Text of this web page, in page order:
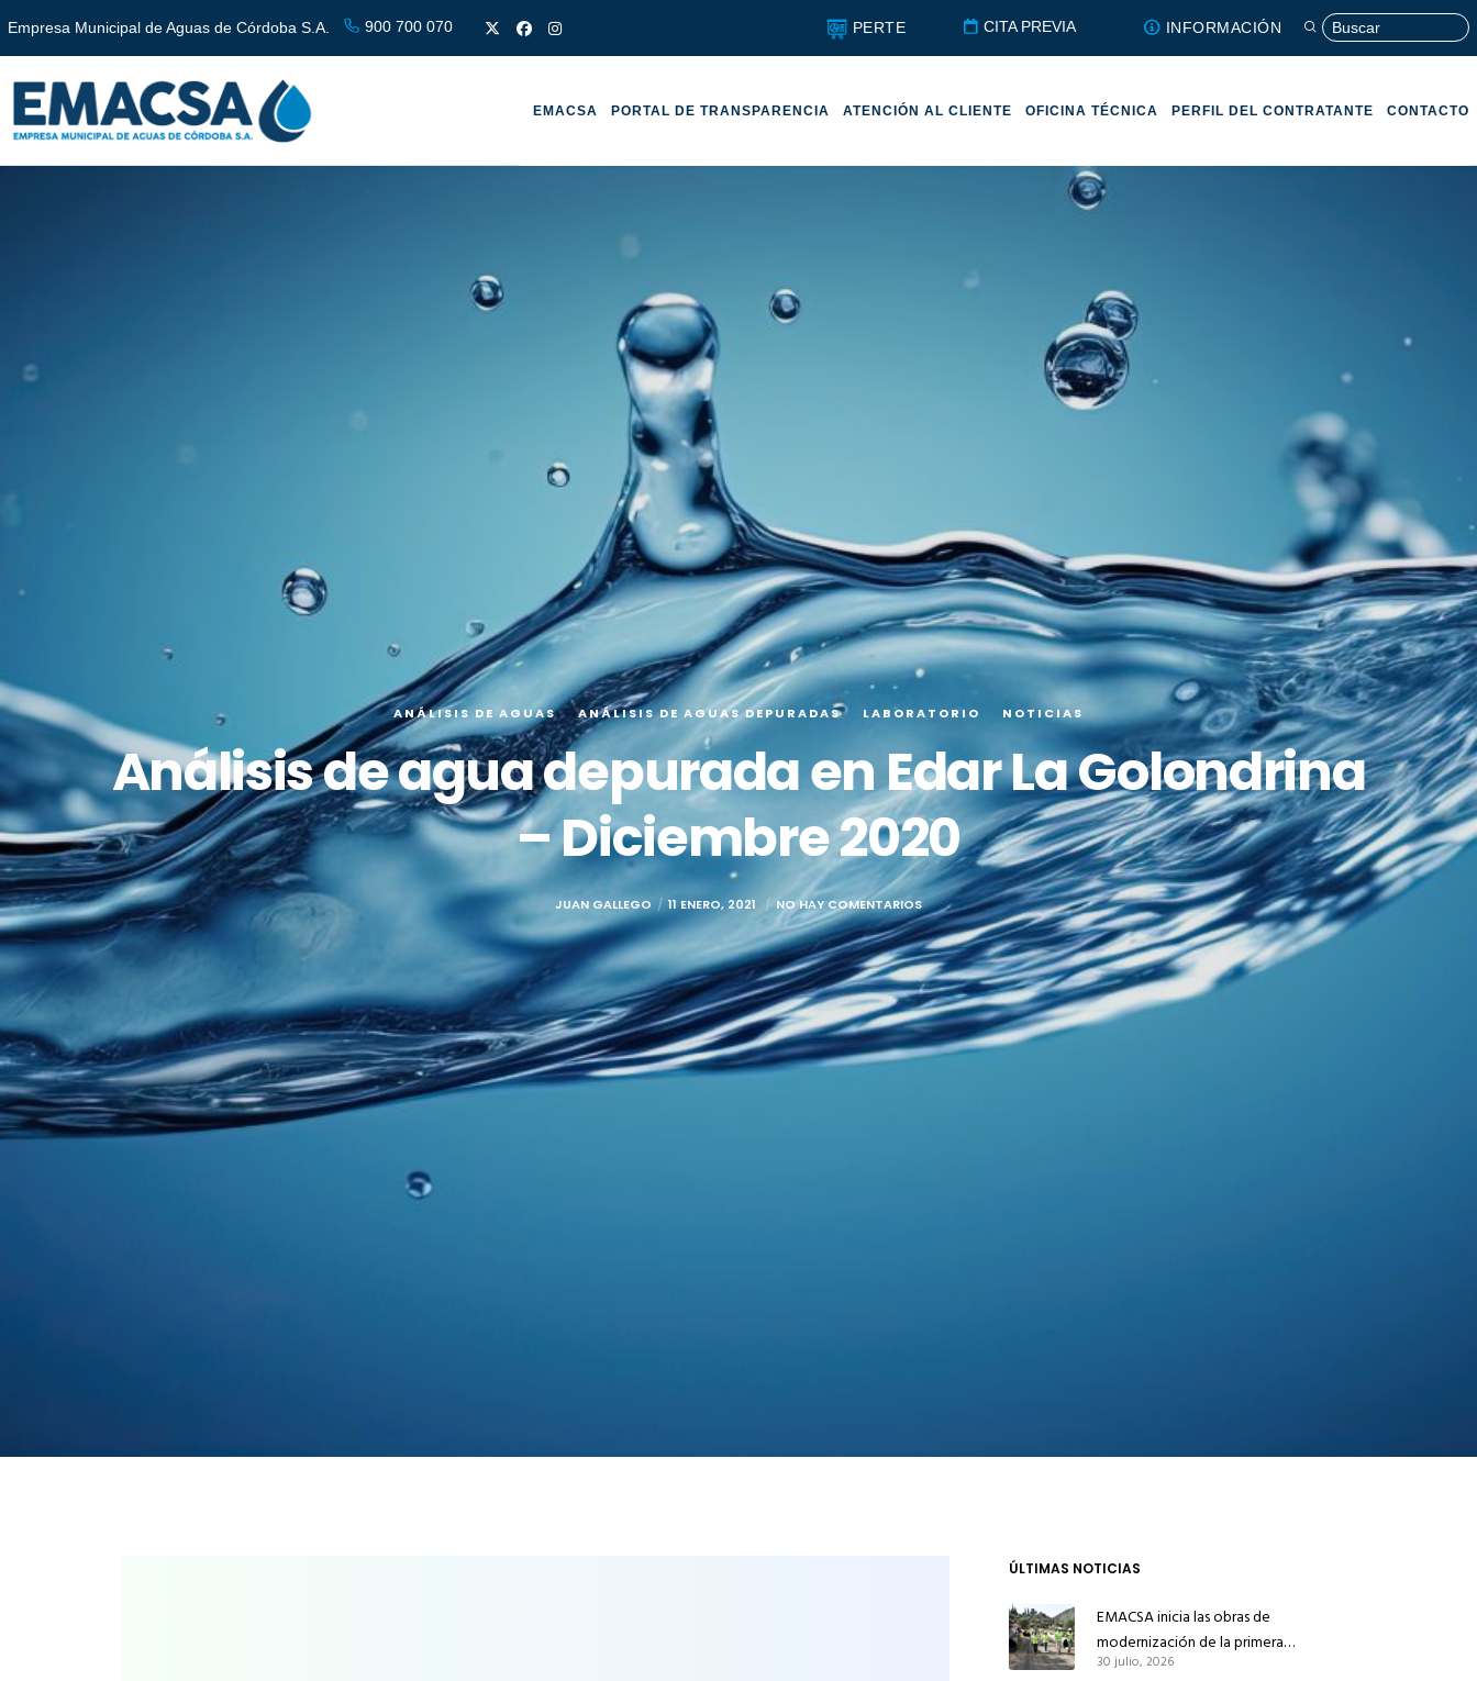
Empresa Municipal de Aguas de Córdoba S.A. 900 700 070 PERTE CITA PREVIA INFORMACIÓN
EMACSA PORTAL DE TRANSPARENCIA ATENCIÓN AL CLIENTE OFICINA TÉCNICA PERFIL DEL CONTRATANTE CONTACTO
ANÁLISIS DE AGUAS ANÁLISIS DE AGUAS DEPURADAS LABORATORIO NOTICIAS
Análisis de agua depurada en Edar La Golondrina
– Diciembre 2020
JUAN GALLEGO 11 ENERO, 2021 NO HAY COMENTARIOS
ÚLTIMAS NOTICIAS
EMACSA inicia las obras de
modernización de la primera
conducción de abastecimiento para
30 julio, 2026